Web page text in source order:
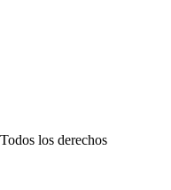
los derechos